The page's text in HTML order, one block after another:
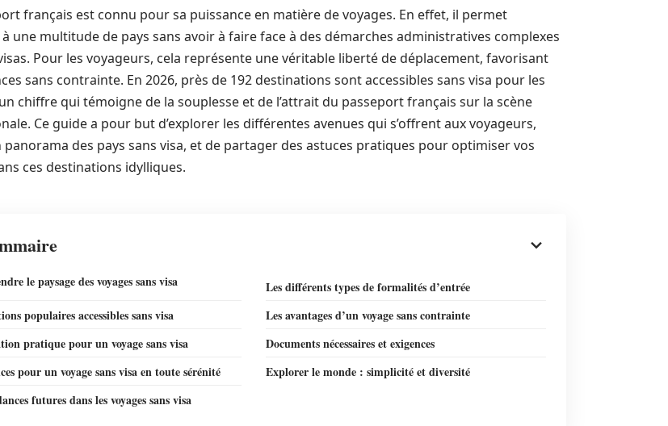
français est connu pour sa puissance en matière de voyages. En effet, il permet
à une multitude de pays sans avoir à faire face à des démarches administratives complexes
Pour les voyageurs, cela représente une véritable liberté de déplacement, favorisant
sans contrainte. En 2026, près de 192 destinations sont accessibles sans visa pour les
chiffre qui témoigne de la souplesse et de l’attrait du passeport français sur la scène
Ce guide a pour but d’explorer les différentes avenues qui s’offrent aux voyageurs,
panorama des pays sans visa, et de partager des astuces pratiques pour optimiser vos
ces destinations idylliques.
le paysage des voyages sans visa
Les différents types de formalités d’entrée
populaires accessibles sans visa
Les avantages d’un voyage sans contrainte
pratique pour un voyage sans visa
Documents nécessaires et exigences
pour un voyage sans visa en toute sérénité
Explorer le monde : simplicité et diversité
futures dans les voyages sans visa